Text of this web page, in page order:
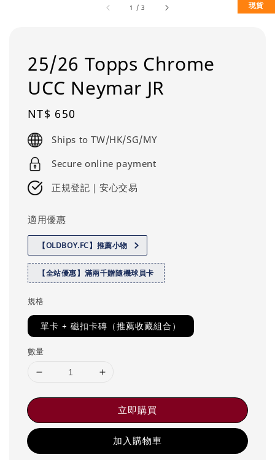
1 /3 現貨
25/26 Topps Chrome
UCC Neymar JR
Regular
price
NT$ 650
Ships to TW/HK/SG/MY
Secure online payment
正規登記｜安心交易
適用優惠
【OLDBOY.FC】推薦小物
【全站優惠】滿兩千贈隨機球員卡
規格
單卡 + 磁扣卡磚（推薦收藏組合）
數量
立即購買
加入購物車